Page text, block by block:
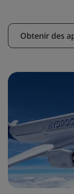
Obtenir des